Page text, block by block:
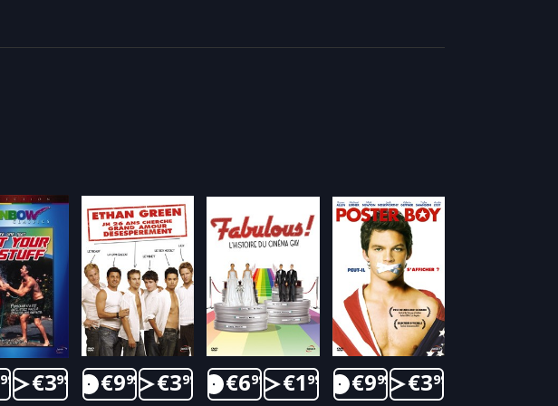
99 €399 €999 €399 €699 €1 99 €999 €399